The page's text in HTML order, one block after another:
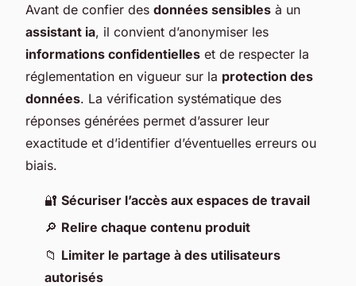
Avant de confier des données sensibles à un
assistant ia, il convient d’anonymiser les
informations confidentielles et de respecter la
réglementation en vigueur sur la protection des
données. La vérification systématique des
réponses générées permet d’assurer leur
exactitude et d’identifier d’éventuelles erreurs ou
biais.
🔐 Sécuriser l’accès aux espaces de travail
🔎 Relire chaque contenu produit
📁 Limiter le partage à des utilisateurs
autorisés